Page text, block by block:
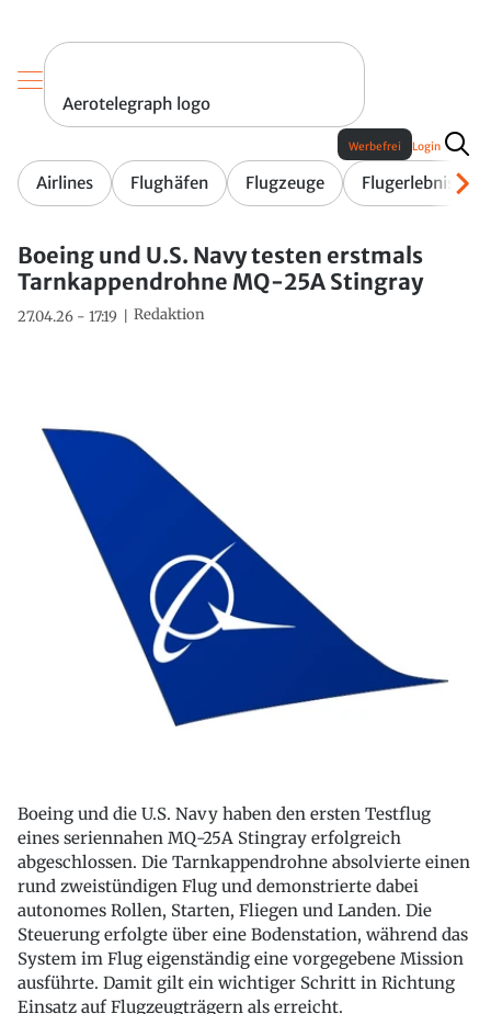
Aerotelegraph logo
Airlines Flughäfen Flugzeuge Flugerlebnis
Werbefrei Login
Boeing und U.S. Navy testen erstmals
Tarnkappendrohne MQ-25A Stingray
27.04.26 - 17:19 Redaktion
Boeing und die U.S. Navy haben den ersten Testflug
eines seriennahen MQ-25A Stingray erfolgreich
abgeschlossen. Die Tarnkappendrohne absolvierte einen
rund zweistündigen Flug und demonstrierte dabei
autonomes Rollen, Starten, Fliegen und Landen. Die
Steuerung erfolgte über eine Bodenstation, während das
System im Flug eigenständig eine vorgegebene Mission
ausführte. Damit gilt ein wichtiger Schritt in Richtung
Einsatz auf Flugzeugträgern als erreicht.